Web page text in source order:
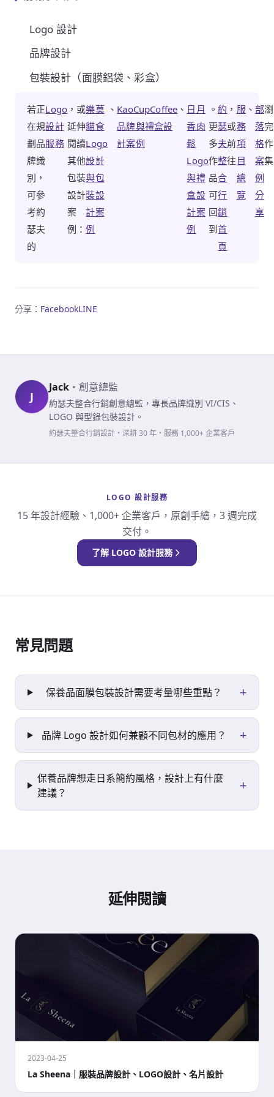
Logo 設計
品牌設計
包裝設計（面膜鋁袋、彩盒）
若正
在規
劃品
牌識
別，
可參
考約
瑟夫
的
Logo
設計
服務
，或
延伸
閱讀
其他
包裝
設計
案
例：
樂莫
貓食
Logo
設計
與包
裝設
計案
例
、 KaoCupCoffee
品牌與禮盒設
計案例
、 日月
香肉
鬆
Logo
與禮
盒設
計案
例
。
更
多
作
品
可
回
到
約
瑟
夫
整
合
行
銷
首
頁
，
或
前
往
服
務
項
目
總
覽
、 部
落
格
案
例
分
享
分享： FacebookLINE
J
Jack ・ 創意總監
約瑟夫整合行銷創意總監，專長品牌識別 VI/CIS、
LOGO 與型錄包裝設計。
約瑟夫整合行銷設計・深耕 30 年・服務 1,000+ 企業客戶
LOGO 設計服務
15 年設計經驗、1,000+ 企業客戶，原創手繪，3 週完成
交付。
了解 LOGO 設計服務
常見問題
保養品面膜包裝設計需要考量哪些重點？ +
品牌 Logo 設計如何兼顧不同包材的應用？ +
保養品牌想走日系簡約風格，設計上有什麼
建議？
+
延伸閱讀
2023-04-25
La Sheena｜服裝品牌設計、LOGO設計、名片設計